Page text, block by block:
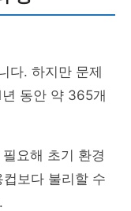
다. 하지만 문제
동안 약 365개
요해 초기 환경
보다 불리할 수